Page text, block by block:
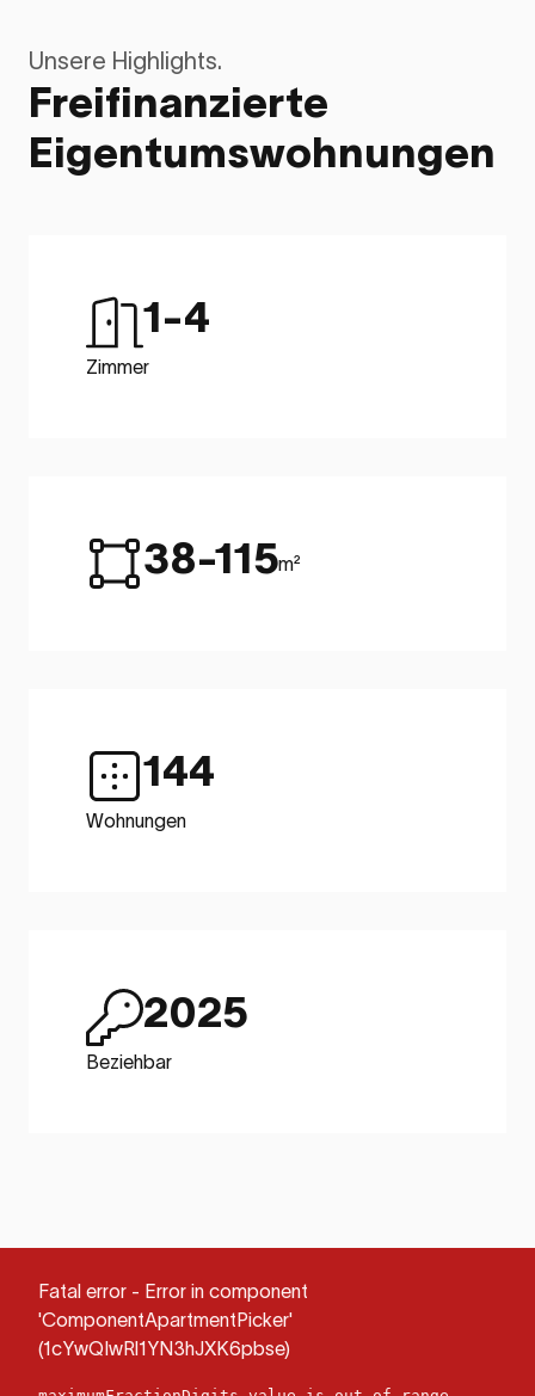
Unsere Highlights.
Freifinanzierte
Eigentumswohnungen
1-4
Zimmer
38-115m²
144
Wohnungen
2025
Beziehbar
Fatal error - Error in component
'ComponentApartmentPicker'
(1cYwQIwRl1YN3hJXK6pbse)